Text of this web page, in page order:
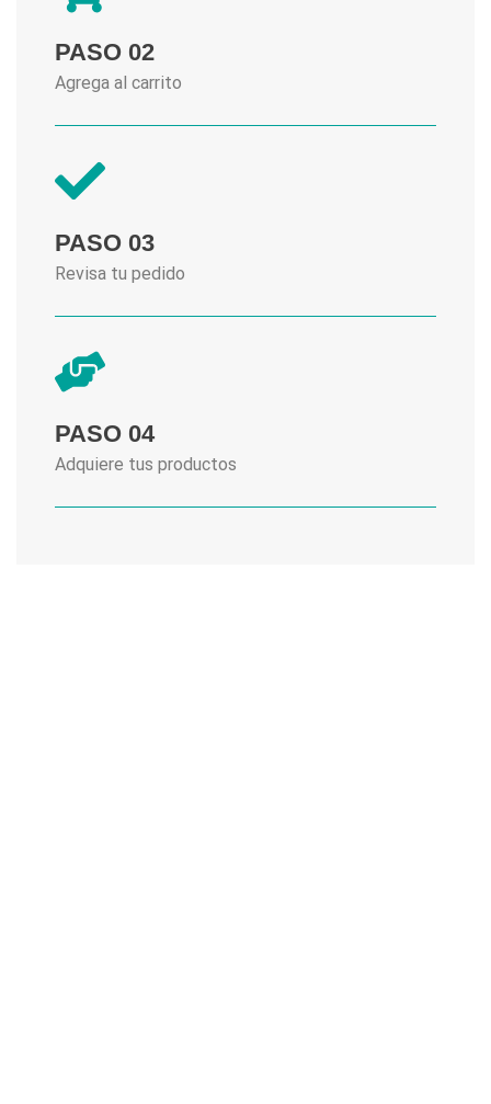
PASO 02
Agrega al carrito
PASO 03
Revisa tu pedido
PASO 04
Adquiere tus productos